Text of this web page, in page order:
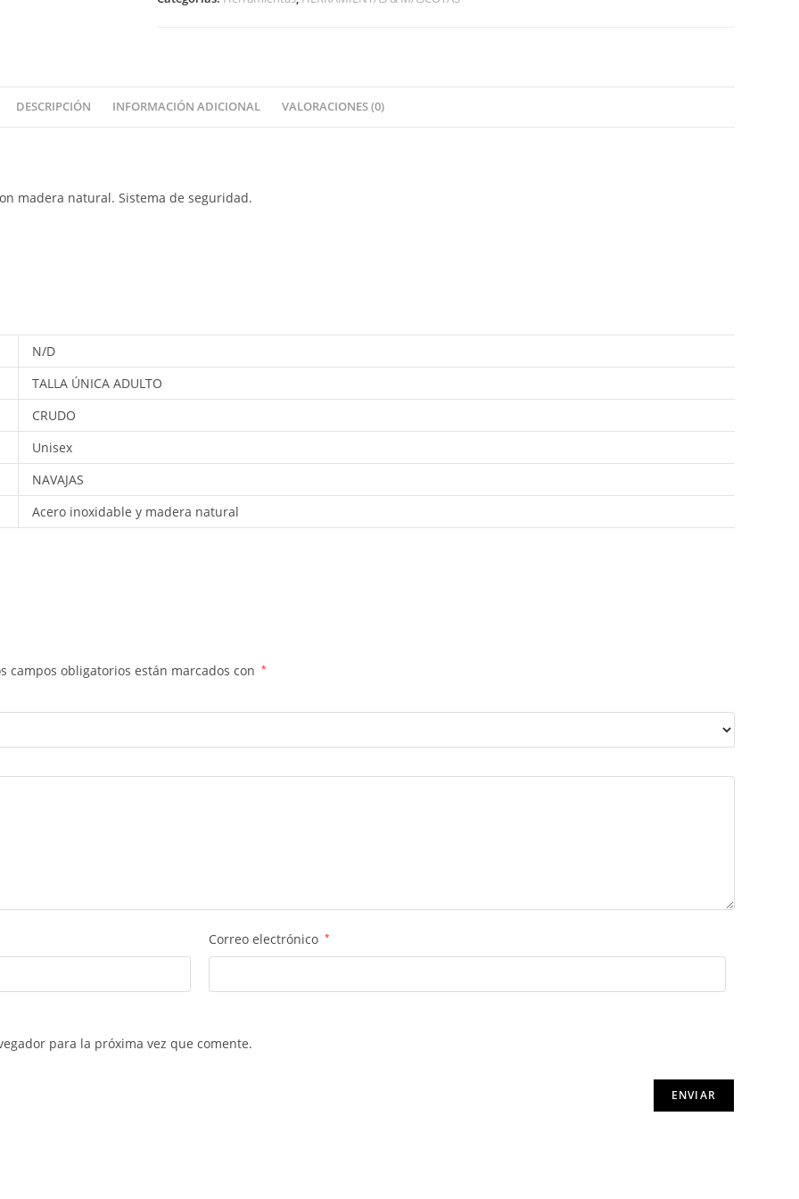
DESCRIPCIÓN INFORMACIÓN ADICIONAL VALORACIONES (0)
madera natural. Sistema de seguridad.
N/D
TALLA ÚNICA ADULTO
CRUDO
Unisex
NAVAJAS
Acero inoxidable y madera natural
campos obligatorios están marcados con *
Correo electrónico *
para la próxima vez que comente.